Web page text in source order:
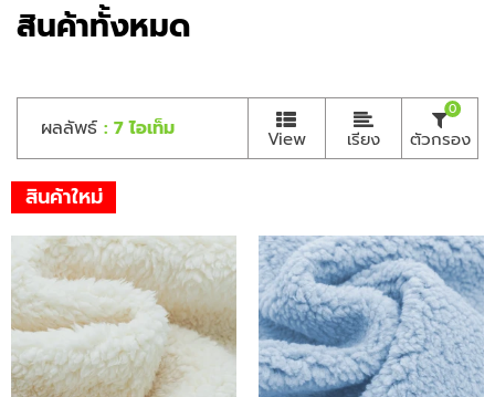
สินค้าทั้งหมด
ผลลัพธ์ : 7 ไอเท็ม View เรียง ตัวกรอง
0
สินค้าใหม่